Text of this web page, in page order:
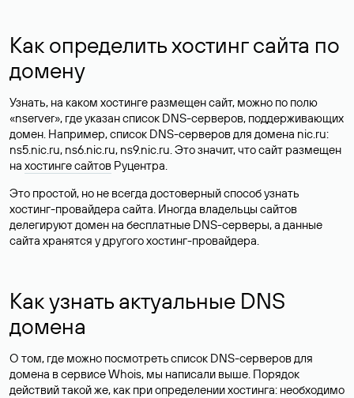
Как определить хостинг сайта по
домену
Узнать, на каком хостинге размещен сайт, можно по полю
«nserver», где указан список DNS-серверов, поддерживающих
домен. Например, список DNS-серверов для домена nic.ru:
ns5.nic.ru, ns6.nic.ru, ns9.nic.ru. Это значит, что сайт размещен
на хостинге сайтов Руцентра.
Это простой, но не всегда достоверный способ узнать
хостинг-провайдера сайта. Иногда владельцы сайтов
делегируют домен на бесплатные DNS-серверы, а данные
сайта хранятся у другого хостинг-провайдера.
Как узнать актуальные DNS
домена
О том, где можно посмотреть список DNS-серверов для
домена в сервисе Whois, мы написали выше. Порядок
действий такой же, как при определении хостинга: необходимо